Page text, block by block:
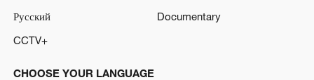
Русский
Documentary
CCTV+
CHOOSE YOUR LANGUAGE